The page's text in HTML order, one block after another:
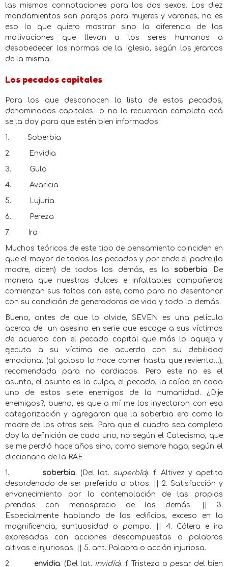
las mismas connotaciones para los dos sexos. Los diez
mandamientos son parejos para mujeres y varones, no es
eso lo que quiero mostrar sino la diferencia de las
motivaciones que llevan a los seres humanos a
desobedecer las normas de la Iglesia, según los jerarcas
de la misma.
Los pecados capitales
Para los que desconocen la lista de estos pecados,
denominados capitales
o no la recuerdan completa acá
se la doy para que estén bien informados:
1. Soberbia
2. Envidia
3. Gula
4. Avaricia
5. Lujuria
6. Pereza
7. Ira
Muchos teóricos de este tipo de pensamiento coinciden en
que el mayor de todos los pecados y por ende el padre (la
madre, dicen) de todos los demás, es la soberbia. De
manera que nuestras dulces e infaltables compañeras
comienzan sus faltas con este, como para no desentonar
con su condición de generadoras de vida y todo lo demás.
Bueno, antes de que lo olvide, SEVEN es una película
acerca de
un asesino en serie que escoge a sus víctimas
de acuerdo con el pecado capital que más lo aqueja y
ejecuta a su víctima de acuerdo con su debilidad
emocional (al goloso lo hace comer hasta que revienta…),
recomendada para no cardiacos. Pero este no es el
asunto, el asunto es la culpa, el pecado, la caída en cada
uno de estos siete enemigos de la humanidad. ¿Dije
enemigos?, bueno, es que a mí me los inyectaron con esa
categorización y agregaron que la soberbia era como la
madre de los otros seis. Para que el cuadro sea completo
doy la definición de cada uno, no según el Catecismo, que
se me perdió hace años sino, como siempre hago, según el
diccionario de la RAE
1. soberbia. (Del lat. superbĭa). f. Altivez y apetito
desordenado de ser preferido a otros. || 2. Satisfacción y
envanecimiento por la contemplación de las propias
prendas con menosprecio de los demás. || 3.
Especialmente hablando de los edificios, exceso en la
magnificencia, suntuosidad o pompa. || 4. Cólera e ira
expresadas con acciones descompuestas o palabras
altivas e injuriosas. || 5. ant. Palabra o acción injuriosa.
2. envidia. (Del lat. invidĭa). f. Tristeza o pesar del bien